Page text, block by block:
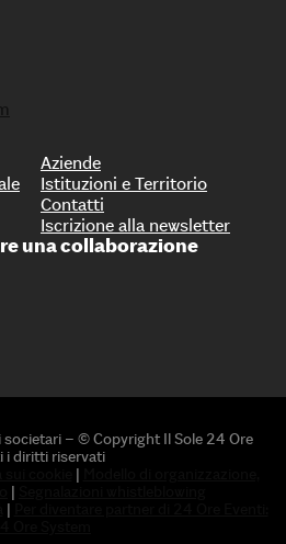
Aziende
Istituzioni e Territorio
Contatti
Iscrizione alla newsletter
una collaborazione
– © Copyright Il Sole 24 Ore
i diritti riservati
|
|
|